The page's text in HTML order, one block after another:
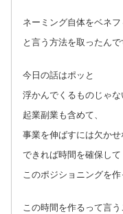
ネーミング自体をベネ
と言う方法を取ったんで
今日の話はポッと
浮かんでくるものじゃな
起業副業も含めて、
事業を伸ばすには欠かせ
できれば時間を確保して
このポジショニングを作
この時間を作るって言う